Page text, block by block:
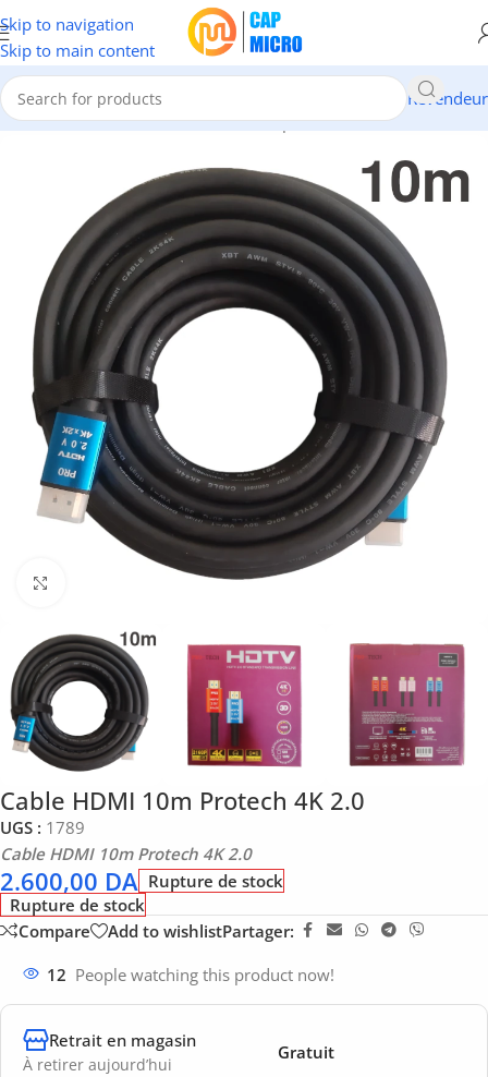
Skip to navigation
Skip to main content
Revendeur
Accueil/INFORMATIQUE/Cables & Adaptateurs/Cable Hdmi
Cable HDMI 10m Protech 4K 2.0
UGS : 1789
Cable HDMI 10m Protech 4K 2.0
2.600,00 DA Rupture de stock
Rupture de stock
Compare
Add to wishlistPartager:
12 People watching this product now!
Retrait en magasin
À retirer aujourd’hui
Gratuit